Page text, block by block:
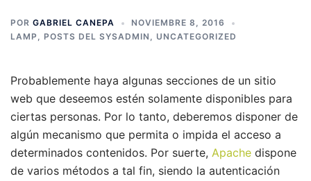
POR GABRIEL CANEPA
NOVIEMBRE 8, 2016
LAMP , POSTS DEL SYSADMIN , UNCATEGORIZED
Probablemente haya algunas secciones de un sitio
web que deseemos estén solamente disponibles para
ciertas personas. Por lo tanto, deberemos disponer de
algún mecanismo que permita o impida el acceso a
determinados contenidos. Por suerte, Apache dispone
de varios métodos a tal fin, siendo la autenticación